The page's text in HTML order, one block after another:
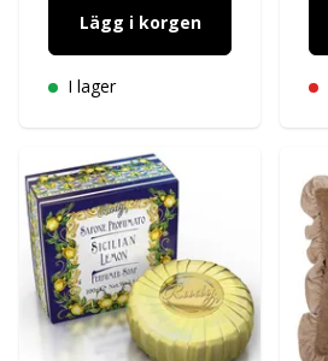
Lägg i korgen
I lager